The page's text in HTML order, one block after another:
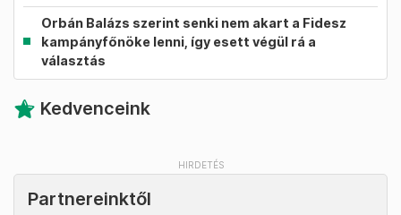
Orbán Balázs szerint senki nem akart a Fidesz
kampányfőnöke lenni, így esett végül rá a
választás
Kedvenceink
Partnereinktől